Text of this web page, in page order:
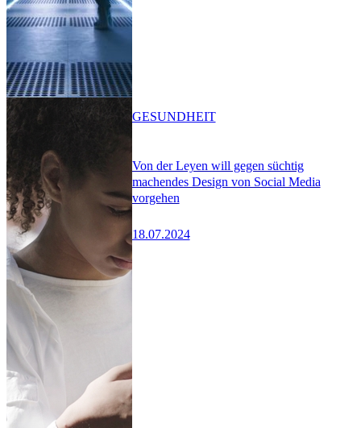
Von der Leyen will gegen süchtig
machendes Design von Social Media
vorgehen
18.07.2024
GESUNDHEIT